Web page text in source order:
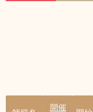
開催